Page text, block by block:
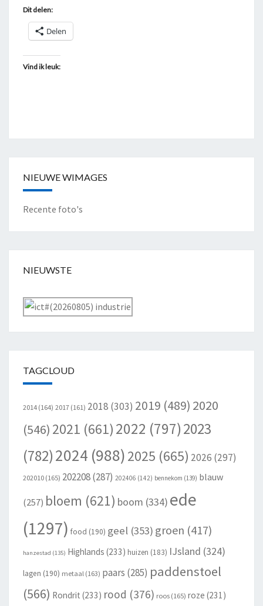
Dit delen:
Delen
Vind ik leuk:
NIEUWE WIMAGES
Recente foto's
NIEUWSTE
TAGCLOUD
2014 (164) 2017 (161) 2018 (303) 2019 (489) 2020
(546) 2021 (661) 2022 (797)2023
(782)2024 (988) 2025 (665) 2026 (297)
202010 (165) 202208(287) 202406 (142) bennekom (139) blauw
(257) bloem (621) boom (334) ede
(1297) food (190) geel (353) groen (417)
hanzestad (135) Highlands (233) huizen (183) IJsland (324)
lagen (190) metaal (163) paars (285) paddenstoel
(566) Rondrit (233) rood (376) roos (165) roze (231)